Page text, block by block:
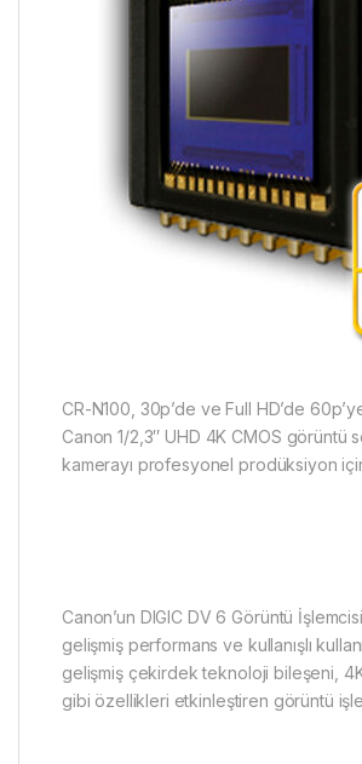
CR-N100, 30p’de ve Full HD’de
Canon 1/2,3″ UHD 4K CMOS
kamerayı profesyonel prodüksiyon
Canon’un DIGIC DV 6 Görüntü
gelişmiş performans ve kullanışlı
gelişmiş çekirdek teknoloji bileşeni,
gibi özellikleri etkinleştiren görüntü